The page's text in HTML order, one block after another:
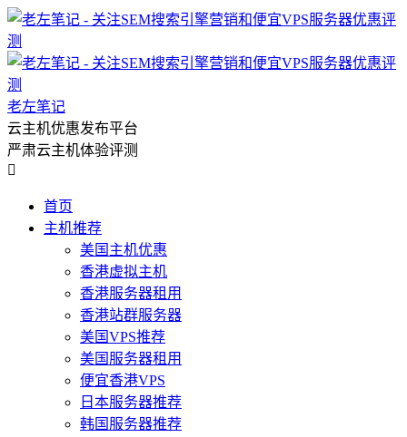
老左笔记
云主机优惠发布平台
严肃云主机体验评测

首页
主机推荐
美国主机优惠
香港虚拟主机
香港服务器租用
香港站群服务器
美国VPS推荐
美国服务器租用
便宜香港VPS
日本服务器推荐
韩国服务器推荐